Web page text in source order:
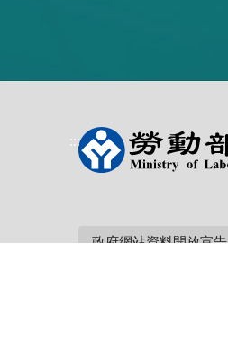
:::
政府網站資料開放宣告